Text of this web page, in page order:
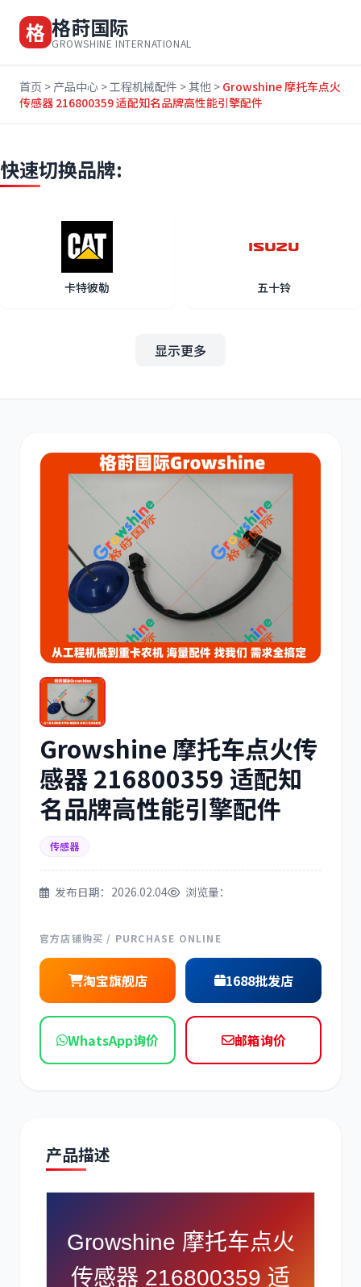
格 格莳国际
GROWSHINE INTERNATIONAL
首页 > 产品中心 >工程机械配件 >其他 > Growshine 摩托车点火
传感器 216800359 适配知名品牌高性能引擎配件
快速切换品牌:
卡特彼勒 五十铃
其他 小松
沃尔沃 康明斯
日立 久保田
博世
洋马
道依茨 柳工
显示更多
Growshine 摩托车点火传
感器 216800359 适配知
名品牌高性能引擎配件
传感器
发布日期：2026.02.04 浏览量：
官方店铺购买 / PURCHASE ONLINE
淘宝旗舰店 1688批发店
WhatsApp询价 邮箱询价
产品描述
Growshine 摩托车点火
传感器 216800359 适